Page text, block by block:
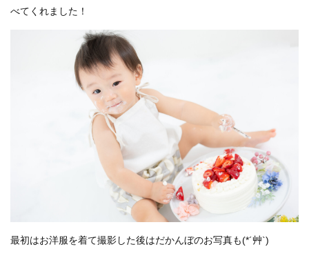
べてくれました！
最初はお洋服を着て撮影した後はだかんぼのお写真も(*´艸`)